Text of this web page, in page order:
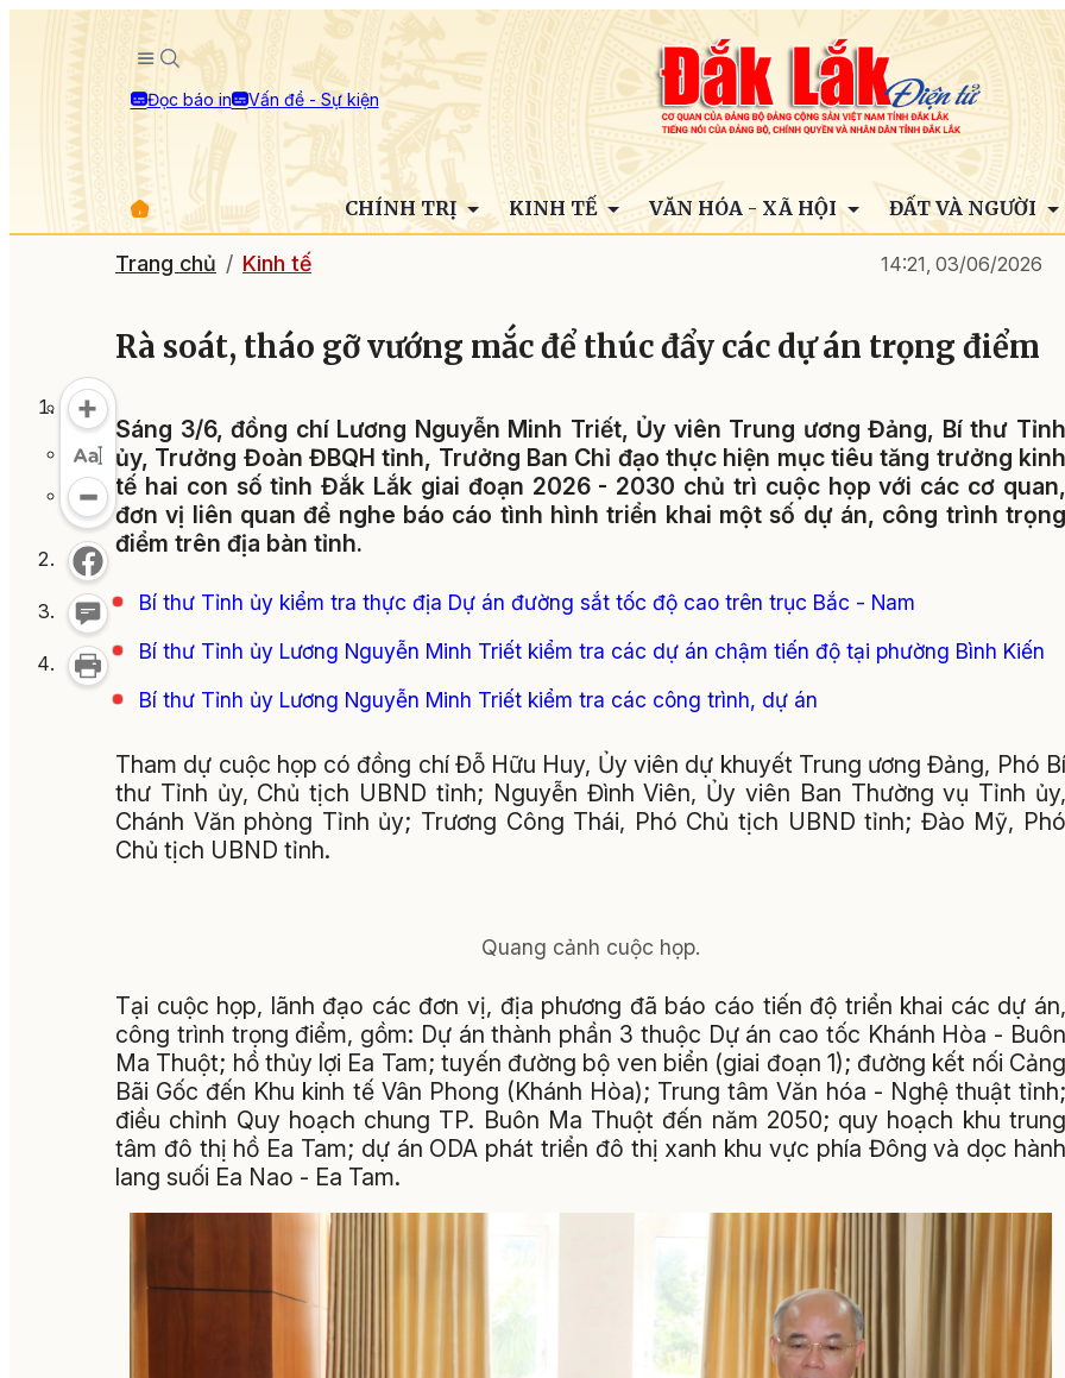
Đọc báo in Vấn đề - Sự kiện
CHÍNH TRỊ KINH TẾ VĂN HÓA - XÃ HỘI ĐẤT VÀ NGƯỜI
Trang chủ Kinh tế 14:21, 03/06/2026
Rà soát, tháo gỡ vướng mắc để thúc đẩy các dự án trọng điểm
Sáng 3/6, đồng chí Lương Nguyễn Minh Triết, Ủy viên Trung ương Đảng, Bí thư Tỉnh
ủy, Trưởng Đoàn ĐBQH tỉnh, Trưởng Ban Chỉ đạo thực hiện mục tiêu tăng trưởng kinh
tế hai con số tỉnh Đắk Lắk giai đoạn 2026 - 2030 chủ trì cuộc họp với các cơ quan,
đơn vị liên quan để nghe báo cáo tình hình triển khai một số dự án, công trình trọng
điểm trên địa bàn tỉnh.
Bí thư Tỉnh ủy kiểm tra thực địa Dự án đường sắt tốc độ cao trên trục Bắc - Nam
Bí thư Tỉnh ủy Lương Nguyễn Minh Triết kiểm tra các dự án chậm tiến độ tại phường Bình Kiến
Bí thư Tỉnh ủy Lương Nguyễn Minh Triết kiểm tra các công trình, dự án
Tham dự cuộc họp có đồng chí Đỗ Hữu Huy, Ủy viên dự khuyết Trung ương Đảng, Phó Bí
thư Tỉnh ủy, Chủ tịch UBND tỉnh; Nguyễn Đình Viên, Ủy viên Ban Thường vụ Tỉnh ủy,
Chánh Văn phòng Tỉnh ủy; Trương Công Thái, Phó Chủ tịch UBND tỉnh; Đào Mỹ, Phó
Chủ tịch UBND tỉnh.
Quang cảnh cuộc họp.
Tại cuộc họp, lãnh đạo các đơn vị, địa phương đã báo cáo tiến độ triển khai các dự án,
công trình trọng điểm, gồm: Dự án thành phần 3 thuộc Dự án cao tốc Khánh Hòa - Buôn
Ma Thuột; hồ thủy lợi Ea Tam; tuyến đường bộ ven biển (giai đoạn 1); đường kết nối Cảng
Bãi Gốc đến Khu kinh tế Vân Phong (Khánh Hòa); Trung tâm Văn hóa - Nghệ thuật tỉnh;
điều chỉnh Quy hoạch chung TP. Buôn Ma Thuột đến năm 2050; quy hoạch khu trung
tâm đô thị hồ Ea Tam; dự án ODA phát triển đô thị xanh khu vực phía Đông và dọc hành
lang suối Ea Nao - Ea Tam.